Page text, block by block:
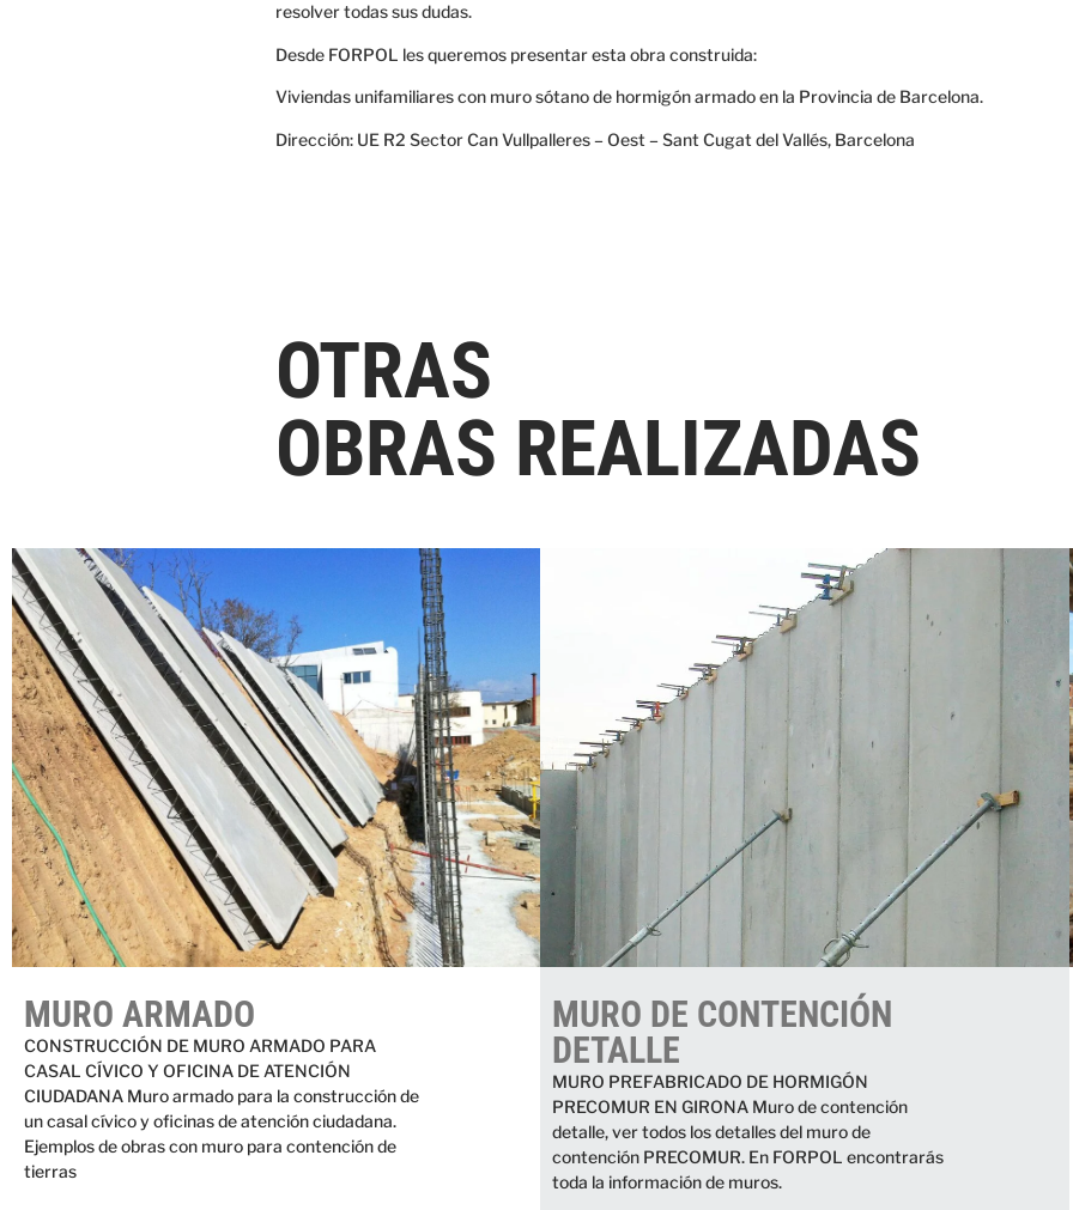
resolver todas sus dudas.
Desde FORPOL les queremos presentar esta obra construida:
Viviendas unifamiliares con muro sótano de hormigón armado en la Provincia de Barcelona.
Dirección: UE R2 Sector Can Vullpalleres – Oest – Sant Cugat del Vallés, Barcelona
OTRAS
OBRAS REALIZADAS
MURO ARMADO
CONSTRUCCIÓN DE MURO ARMADO PARA
CASAL CÍVICO Y OFICINA DE ATENCIÓN
CIUDADANA Muro armado para la construcción de
un casal cívico y oficinas de atención ciudadana.
Ejemplos de obras con muro para contención de
tierras
MURO DE CONTENCIÓN
DETALLE
MURO PREFABRICADO DE HORMIGÓN
PRECOMUR EN GIRONA Muro de contención
detalle, ver todos los detalles del muro de
contención PRECOMUR. En FORPOL encontrarás
toda la información de muros.